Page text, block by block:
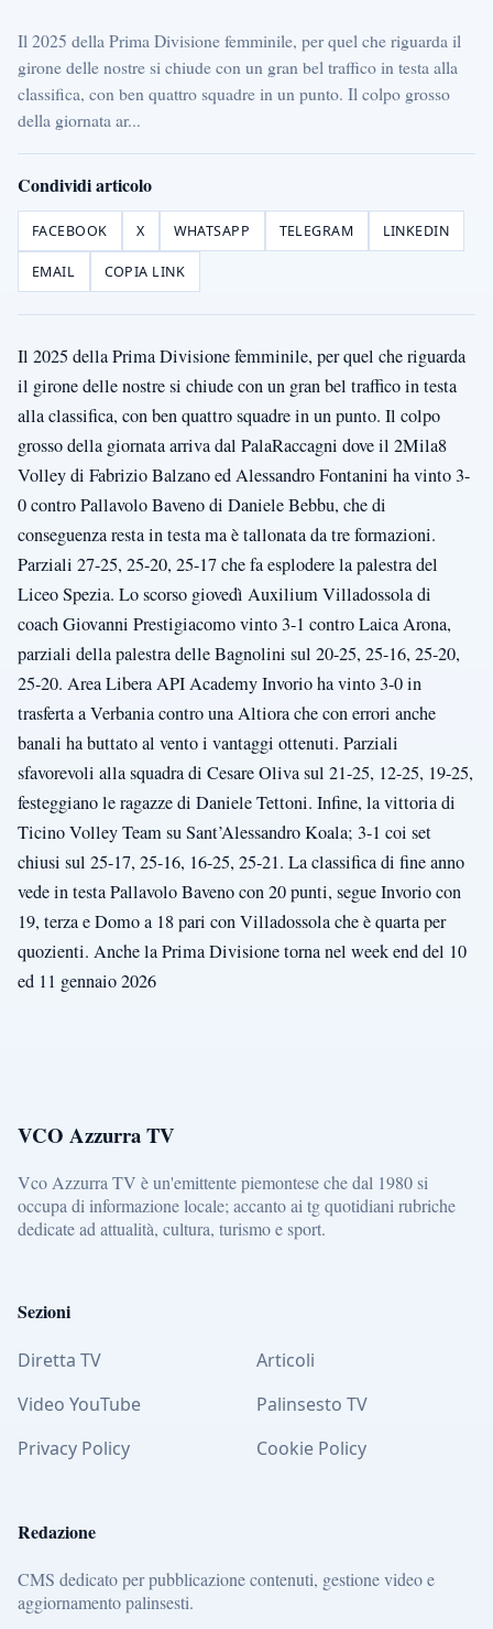
Il 2025 della Prima Divisione femminile, per quel che riguarda il
girone delle nostre si chiude con un gran bel traffico in testa alla
classifica, con ben quattro squadre in un punto. Il colpo grosso
della giornata ar...
Condividi articolo
FACEBOOK X WHATSAPP TELEGRAM LINKEDIN
EMAIL COPIA LINK
Il 2025 della Prima Divisione femminile, per quel che riguarda
il girone delle nostre si chiude con un gran bel traffico in testa
alla classifica, con ben quattro squadre in un punto. Il colpo
grosso della giornata arriva dal PalaRaccagni dove il 2Mila8
Volley di Fabrizio Balzano ed Alessandro Fontanini ha vinto 3-
0 contro Pallavolo Baveno di Daniele Bebbu, che di
conseguenza resta in testa ma è tallonata da tre formazioni.
Parziali 27-25, 25-20, 25-17 che fa esplodere la palestra del
Liceo Spezia. Lo scorso giovedì Auxilium Villadossola di
coach Giovanni Prestigiacomo vinto 3-1 contro Laica Arona,
parziali della palestra delle Bagnolini sul 20-25, 25-16, 25-20,
25-20. Area Libera API Academy Invorio ha vinto 3-0 in
trasferta a Verbania contro una Altiora che con errori anche
banali ha buttato al vento i vantaggi ottenuti. Parziali
sfavorevoli alla squadra di Cesare Oliva sul 21-25, 12-25, 19-25,
festeggiano le ragazze di Daniele Tettoni. Infine, la vittoria di
Ticino Volley Team su Sant’Alessandro Koala; 3-1 coi set
chiusi sul 25-17, 25-16, 16-25, 25-21. La classifica di fine anno
vede in testa Pallavolo Baveno con 20 punti, segue Invorio con
19, terza e Domo a 18 pari con Villadossola che è quarta per
quozienti. Anche la Prima Divisione torna nel week end del 10
ed 11 gennaio 2026
VCO Azzurra TV
Vco Azzurra TV è un'emittente piemontese che dal 1980 si
occupa di informazione locale; accanto ai tg quotidiani rubriche
dedicate ad attualità, cultura, turismo e sport.
Sezioni
Diretta TV
Articoli
Video YouTube
Palinsesto TV
Privacy Policy
Cookie Policy
Redazione
CMS dedicato per pubblicazione contenuti, gestione video e
aggiornamento palinsesti.